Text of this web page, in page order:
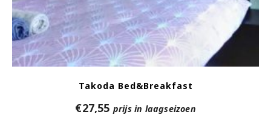
Takoda Bed&Breakfast
€27,55 prijs in laagseizoen